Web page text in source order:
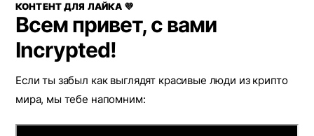
КОНТЕНТ ДЛЯ ЛАЙКА 💜
Всем привет, с вами
Incrypted!
Если ты забыл как выглядят красивые люди из крипто
мира, мы тебе напомним: